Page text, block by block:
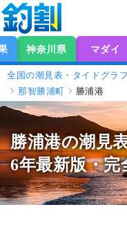
神奈川県 マダイ
全国の潮見表・タイドグラ
那智勝浦町
勝浦港
勝浦港の潮見
6年最新版・完